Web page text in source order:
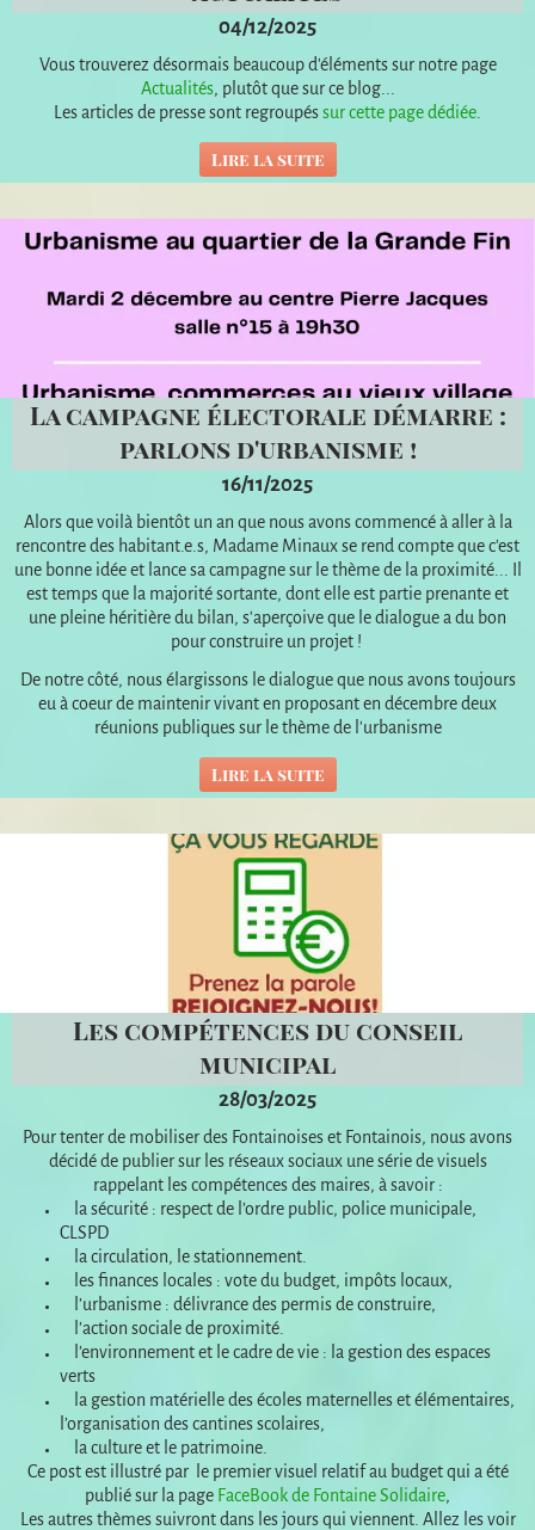
04/12/2025
Vous trouverez désormais beaucoup d'éléments sur notre page
Actualités, plutôt que sur ce blog...
Les articles de presse sont regroupéssur cette page dédiée
Lire la suite
La campagne électorale démarre :
parlons d'urbanisme !
16/11/2025
Alors que voilà bientôt un an que nous avons commencé à aller à la
rencontre des habitant.e.s, Madame Minaux se rend compte que c'est
une bonne idée et lance sa campagne sur le thème de la proximité... Il
est temps que la majorité sortante, dont elle est partie prenante et
une pleine héritière du bilan, s'aperçoive que le dialogue a du bon
pour construire un projet !
De notre côté, nous élargissons le dialogue que nous avons toujours
eu à coeur de maintenir vivant en proposant en décembre deux
réunions publiques sur le thème de l'urbanisme
Lire la suite
Les compétences du conseil
municipal
28/03/2025
Pour tenter de mobiliser des Fontainoises et Fontainois, nous avons
décidé de publier sur les réseaux sociaux une série de visuels
rappelant les compétences des maires, à savoir :
la sécurité : respect de l’ordre public, police municipale,
CLSPD
la circulation, le stationnement.
les finances locales : vote du budget, impôts locaux,
l’urbanisme : délivrance des permis de construire,
l’action sociale de proximité.
l’environnement et le cadre de vie : la gestion des espaces
verts
la gestion matérielle des écoles maternelles et élémentaires,
l’organisation des cantines scolaires,
la culture et le patrimoine.
Ce post est illustré par le premier visuel relatif au budget qui a été
publié sur la page FaceBook de Fontaine Solidaire,
Les autres thèmes suivront dans les jours qui viennent. Allez les voir